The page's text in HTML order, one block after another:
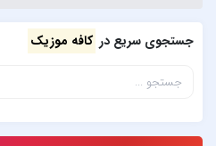
جستجوی سریع در کافه موزیک